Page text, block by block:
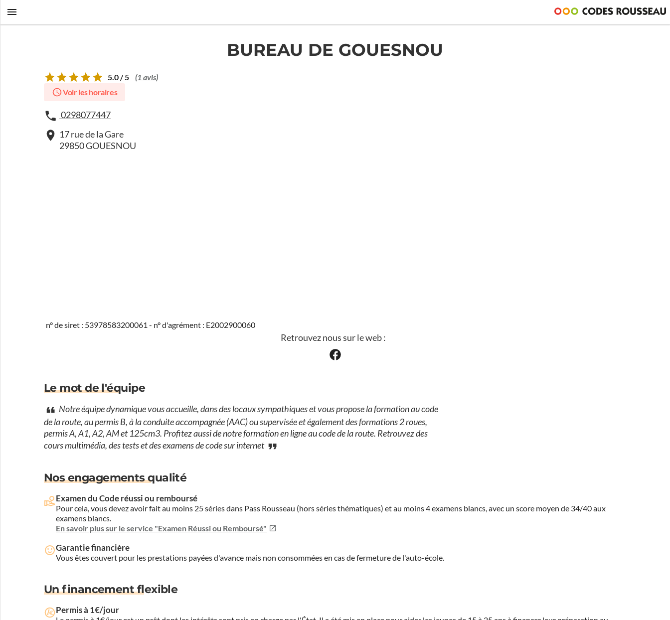
BUREAU DE GOUESNOU
5.0 / 5 (1 avis)
Voir les horaires
0298077447
17 rue de la Gare
29850 GOUESNOU
n° de siret : 53978583200061 - n° d'agrément : E2002900060
Retrouvez nous sur le web :
Le mot de l'équipe
Notre équipe dynamique vous accueille, dans des locaux sympathiques et vous propose la formation au code
de la route, au permis B, à la conduite accompagnée (AAC) ou supervisée et également des formations 2 roues,
permis A, A1, A2, AM et 125cm3. Profitez aussi de notre formation en ligne au code de la route. Retrouvez des
cours multimédia, des tests et des examens de code sur internet
Nos engagements qualité
Examen du Code réussi ou remboursé
Pour cela, vous devez avoir fait au moins 25 séries dans Pass Rousseau (hors séries thématiques) et au moins 4 examens blancs, avec un score moyen de 34/40 aux
examens blancs.
En savoir plus sur le service "Examen Réussi ou Remboursé"
Garantie financière
Vous êtes couvert pour les prestations payées d'avance mais non consommées en cas de fermeture de l'auto-école.
Un financement flexible
Permis à 1€/jour